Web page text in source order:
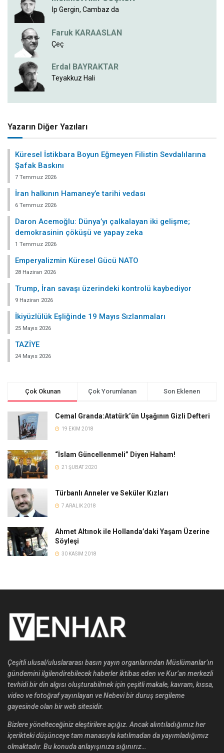
İp Gergin, Cambaz da
Faruk KARAASLAN
Çeç
Erdal BAYRAKTAR
Teyakkuz Hali
Yazarın Diğer Yazıları
Küresel İstikbara Boyun Eğmeyen Filistin Sevdalılarına
Şafak Baskını
7 Temmuz 2026
İran halkının Hamaney’e tarihi vedası
6 Temmuz 2026
Daron Acemoğlu: Dünya’yı çalkalayan iki gelişme;
demokrasinin çöküşü ve yapay zeka
1 Temmuz 2026
Emperyalizmin Küresel Gücü NATO
28 Haziran 2026
Trump, İran savaşı üzerindeki kontrolü kaybediyor
9 Haziran 2026
İkiyüzlülük Eşliğinde 19 Mayıs Sızlanmaları
25 Mayıs 2026
TAZİYE
24 Mayıs 2026
Çok Okunan Çok Yorumlanan Son Eklenen
Cemal Granda:Atatürk’ün Uşağının Gizli Defteri
19 EKIM 2018
“İslam Güncellenmeli” Diyen Haham!
21 ŞUBAT 2020
Türbanlı Anneler ve Seküler Kızları
7 ARALIK 2018
Ahmet Altınok ile Hollanda’daki Yaşam Üzerine
Söyleşi
30 KASIM 2018
Çeşitli ulusal/uluslararası basın yayın organlarından Müslümanlar’ın
gündemini ilgilendirebilecek haberler iktibas eden ve Kur’an merkezli
tevhidi bir din algısı oluşturabilmek için çeşitli makale, kavram, kıssa,
video ve fotoğraf yayınlayan ve Nebevi bir duruş sergileme
gayesinde olan bir web sitesidir.
Bizlere yönelteceğiniz eleştirilere açığız. Ancak alıntıladığımız her
içerikteki düşünceye tam manasıyla katılmadan da yayımladığımız
olmaktadır. Bu konuda anlayışınıza sığınırız…